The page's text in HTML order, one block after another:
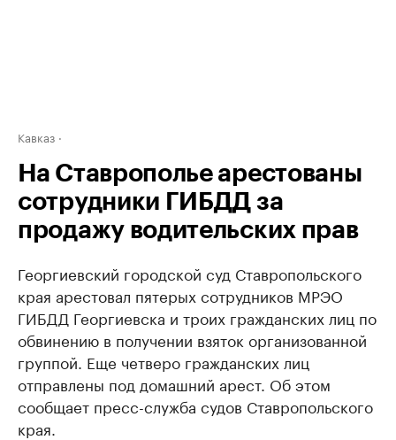
Кавказ
На Ставрополье арестованы
сотрудники ГИБДД за
продажу водительских прав
Георгиевский городской суд Ставропольского
края арестовал пятерых сотрудников МРЭО
ГИБДД Георгиевска и троих гражданских лиц по
обвинению в получении взяток организованной
группой. Еще четверо гражданских лиц
отправлены под домашний арест. Об этом
сообщает пресс-служба судов Ставропольского
края.